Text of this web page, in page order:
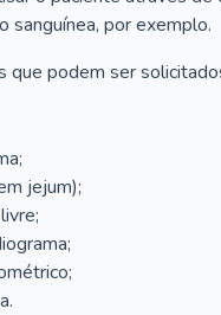
sanguínea, por exemplo.
que podem ser
jejum);